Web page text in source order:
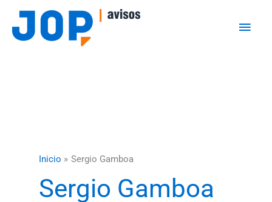
contenido
Inicio Sergio Gamboa
Sergio Gamboa